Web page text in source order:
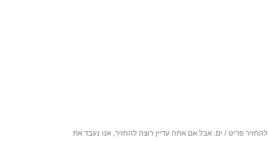
צריך להחזיר פריט / ים. אבל אם אתה עדיין רוצה להחזיר, אנו נעבד את